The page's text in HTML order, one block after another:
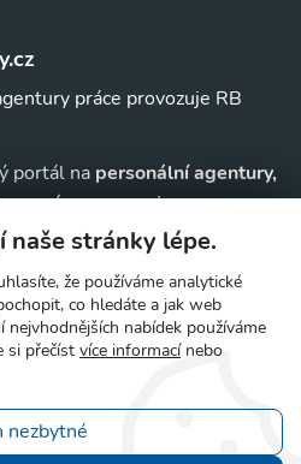
naše stránky lépe.
že používáme analytické
co hledáte a jak web
nejvhodnějších nabídek používáme
si přečíst více informacínebo
nezbytné
práce provozuje RB
portál na personální agentury,
práce a au-pairagentury v
přehled agentur,
agentury.cz - prověřené
a agentury práce